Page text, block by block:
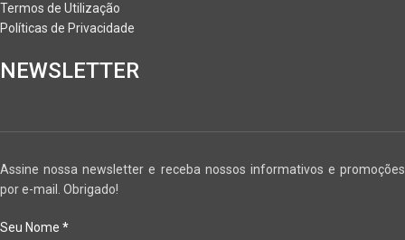
Termos de Utilização
Políticas de Privacidade
NEWSLETTER
Assine nossa newsletter e receba nossos informativos e promoções
por e-mail. Obrigado!
Seu Nome *